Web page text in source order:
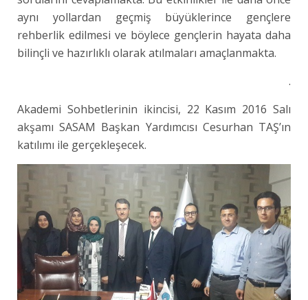
aynı yollardan geçmiş büyüklerince gençlere
rehberlik edilmesi ve böylece gençlerin hayata daha
bilinçli ve hazırlıklı olarak atılmaları amaçlanmakta.
.
Akademi Sohbetlerinin ikincisi, 22 Kasım 2016 Salı
akşamı SASAM Başkan Yardımcısı Cesurhan TAŞ’ın
katılımı ile gerçekleşecek.